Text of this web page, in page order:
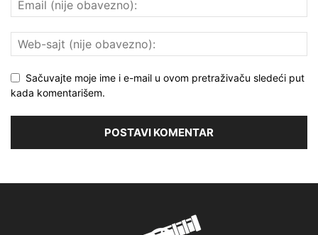
Sačuvajte moje ime i e-mail u ovom pretraživaču sledeći put
kada komentarišem.